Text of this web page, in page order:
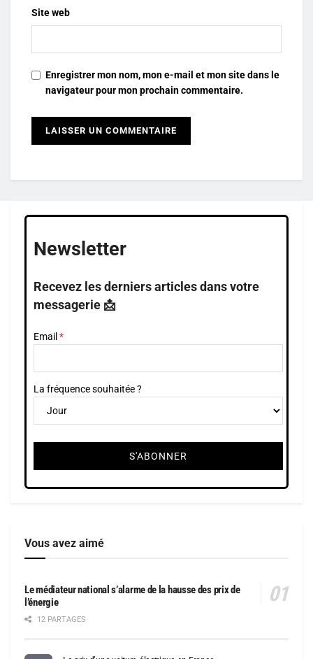
Site web
Enregistrer mon nom, mon e-mail et mon site dans le
navigateur pour mon prochain commentaire.
Newsletter
Recevez les derniers articles dans votre
messagerie 📩
Email
La fréquence souhaitée ?
Vous avez aimé
Le médiateur national s’alarme de la hausse des prix de
l’énergie
12 PARTAGES